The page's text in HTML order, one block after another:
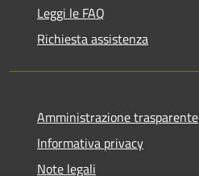
Leggi le FAQ
Richiesta assistenza
Amministrazione trasparente
Informativa privacy
Note legali